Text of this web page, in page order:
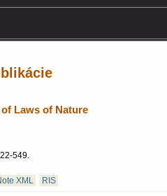
Laws of Nature
549.
XML RIS